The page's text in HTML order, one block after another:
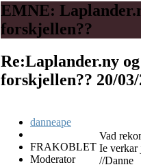
EMNE:
forskjellen??
Re:Laplander.ny
forskjellen?? 20/
danneape
FRAKOBLET
Moderator
Vad
Ie
//Danne